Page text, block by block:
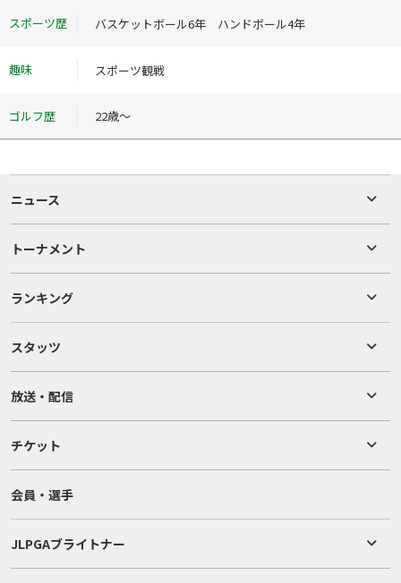
スポーツ歴 バスケットボール6年 ハンドボール4年
趣味 スポーツ観戦
ゴルフ歴 22歳～
ニュース
トーナメント
ランキング
スタッツ
放送・配信
チケット
会員・選手
JLPGAブライトナー